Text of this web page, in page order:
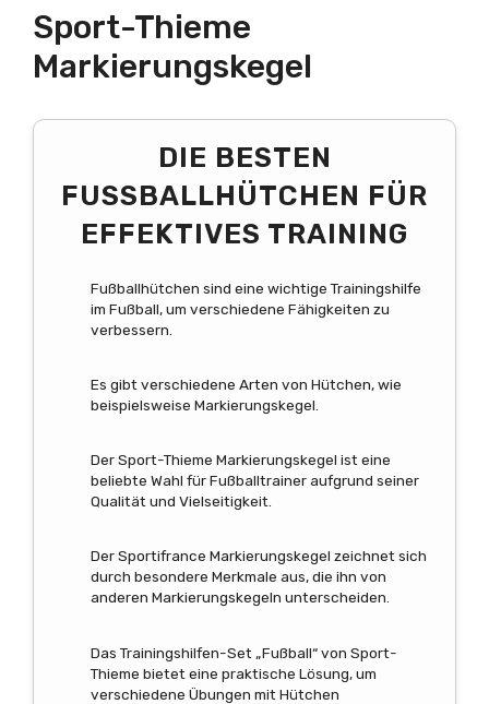
Sport-Thieme
Markierungskegel
DIE BESTEN
FUSSBALLHÜTCHEN FÜR E
FFEKTIVES TRAINING
Fußballhütchen sind eine wichtige Trainingshilfe
im Fußball, um verschiedene Fähigkeiten zu
verbessern.
Es gibt verschiedene Arten von Hütchen, wie
beispielsweise Markierungskegel.
Der Sport-Thieme Markierungskegel ist eine
beliebte Wahl für Fußballtrainer aufgrund seiner
Qualität und Vielseitigkeit.
Der Sportifrance Markierungskegel zeichnet sich
durch besondere Merkmale aus, die ihn von
anderen Markierungskegeln unterscheiden.
Das Trainingshilfen-Set „Fußball“ von Sport-
Thieme bietet eine praktische Lösung, um
verschiedene Übungen mit Hütchen